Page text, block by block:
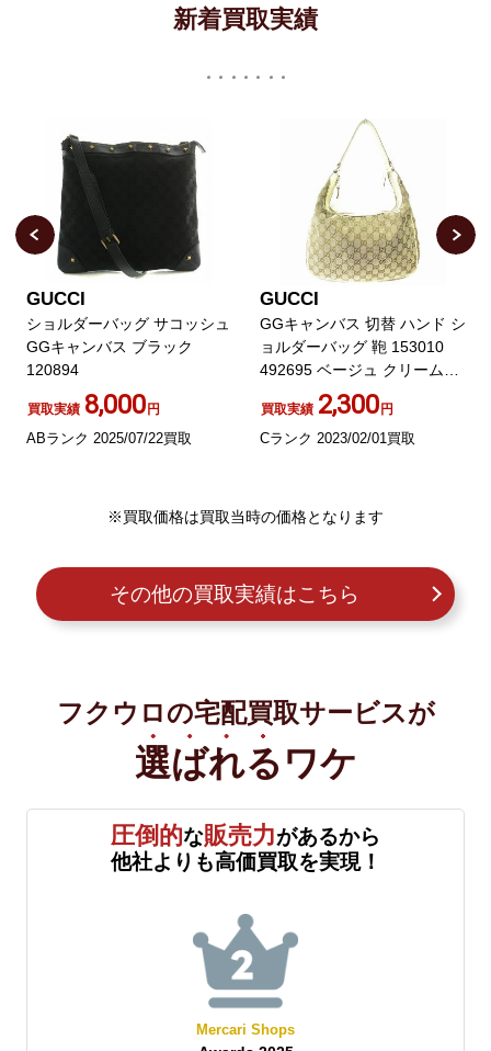
新着買取実績
GUCCI
ショルダーバッグ サコッシュ
GGキャンバス ブラック
120894
買取実績 8,000円
ABランク 2025/07/22買取
GUCCI
GGキャンバス 切替 ハンド シ
ョルダーバッグ 鞄 153010
492695 ベージュ クリーム
AA ECR17
買取実績 2,300円
Cランク 2023/02/01買取
※買取価格は買取当時の価格となります
その他の買取実績はこちら
フクウロの宅配買取サービスが
選ばれる ワケ
圧倒的な販売力があるから
他社よりも高価買取を実現！
Yahoo!オークション